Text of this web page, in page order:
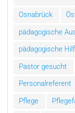
Osnabrück
pädagogische
pädagogische
Pastor gesucht
Personalreferent
Pflege